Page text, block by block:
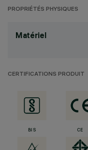
PROPRIÉTÉS PHYSIQUES
Matériel
CERTIFICATIONS PRODUIT
BIS CE